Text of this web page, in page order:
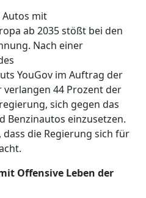
Autos mit
ab 2035 stößt bei den
Nach einer
YouGov im Auftrag der
verlangen 44 Prozent der
sich gegen das
Benzinautos einzusetzen.
die Regierung sich für
Offensive Leben der